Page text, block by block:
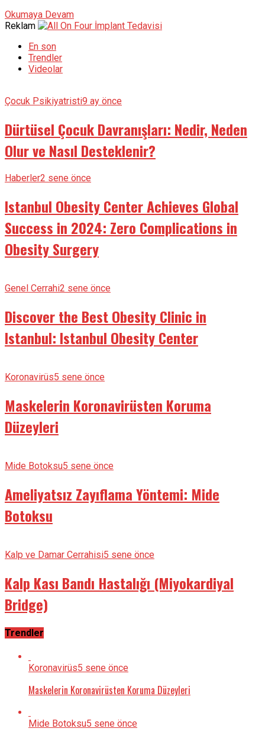
Okumaya Devam
Reklam
En son
Trendler
Videolar
Çocuk Psikiyatristi9 ay önce
Dürtüsel Çocuk Davranışları: Nedir, Neden
Olur ve Nasıl Desteklenir?
Haberler2 sene önce
Istanbul Obesity Center Achieves Global
Success in 2024: Zero Complications in
Obesity Surgery
Genel Cerrahi2 sene önce
Discover the Best Obesity Clinic in
Istanbul: Istanbul Obesity Center
Koronavirüs5 sene önce
Maskelerin Koronavirüsten Koruma
Düzeyleri
Mide Botoksu5 sene önce
Ameliyatsız Zayıflama Yöntemi: Mide
Botoksu
Kalp ve Damar Cerrahisi5 sene önce
Kalp Kası Bandı Hastalığı (Miyokardiyal
Bridge)
Trendler
Koronavirüs5 sene önce
Maskelerin Koronavirüsten Koruma Düzeyleri
Mide Botoksu5 sene önce